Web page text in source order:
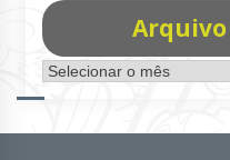
Arquivo
de